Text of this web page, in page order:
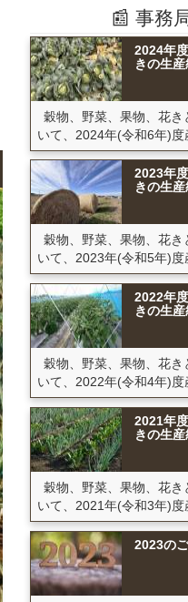
📰 事務
2024年
きの生
穀物、野菜、果物、花
いて、2024年(令和6年)度
2023年
きの生
穀物、野菜、果物、花
いて、2023年(令和5年)
2022年
きの生
穀物、野菜、果物、花
いて、2022年(令和4年)
2021年
きの生
穀物、野菜、果物、花
いて、2021年(令和3年)度
2023の